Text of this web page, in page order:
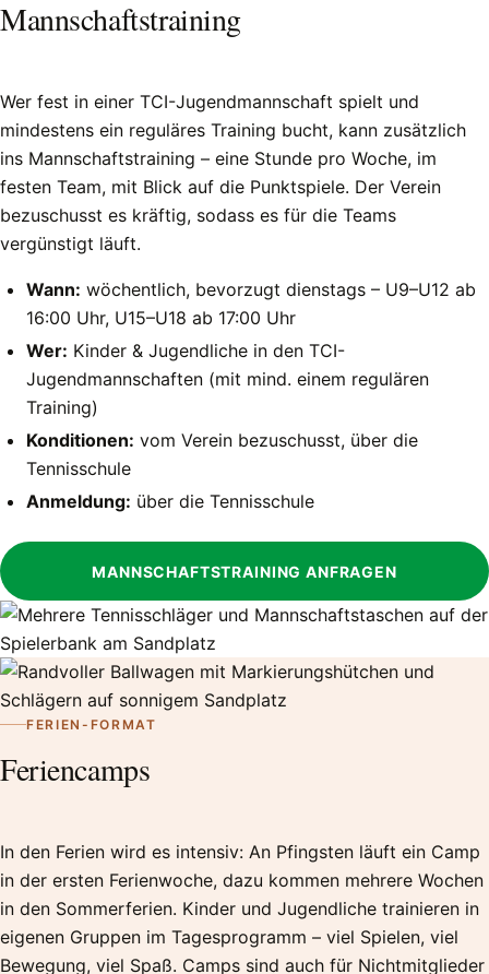
Mannschaftstraining
Wer fest in einer TCI-Jugendmannschaft spielt und
mindestens ein reguläres Training bucht, kann zusätzlich
ins Mannschaftstraining – eine Stunde pro Woche, im
festen Team, mit Blick auf die Punktspiele. Der Verein
bezuschusst es kräftig, sodass es für die Teams
vergünstigt läuft.
Wann: wöchentlich, bevorzugt dienstags – U9–U12 ab
16:00 Uhr, U15–U18 ab 17:00 Uhr
Wer: Kinder & Jugendliche in den TCI-
Jugendmannschaften (mit mind. einem regulären
Training)
Konditionen: vom Verein bezuschusst, über die
Tennisschule
Anmeldung: über die Tennisschule
MANNSCHAFTSTRAINING ANFRAGEN
FERIEN-FORMAT
Feriencamps
In den Ferien wird es intensiv: An Pfingsten läuft ein Camp
in der ersten Ferienwoche, dazu kommen mehrere Wochen
in den Sommerferien. Kinder und Jugendliche trainieren in
eigenen Gruppen im Tagesprogramm – viel Spielen, viel
Bewegung, viel Spaß. Camps sind auch für Nichtmitglieder